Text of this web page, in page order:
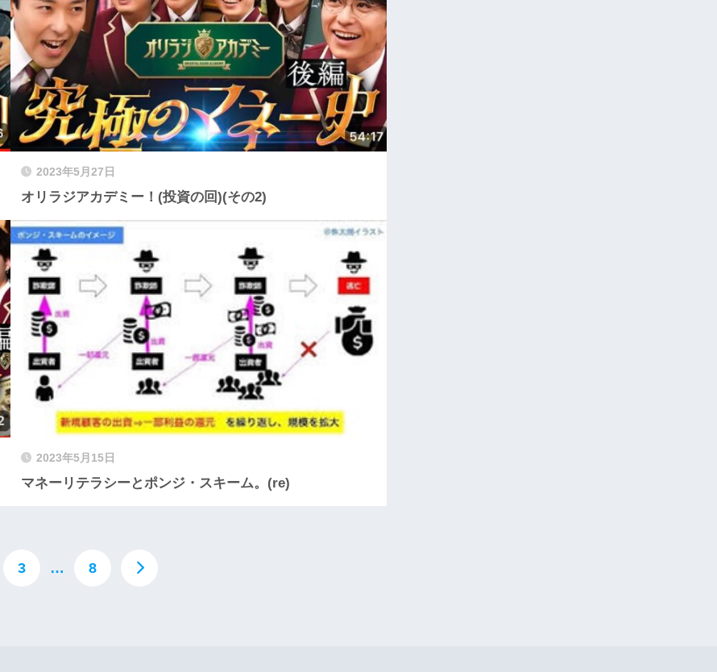
2023年5月27日
オリラジアカデミー！(投資の回)(その2)
2023年5月15日
マネーリテラシーとポンジ・スキーム。(re)
3 … 8